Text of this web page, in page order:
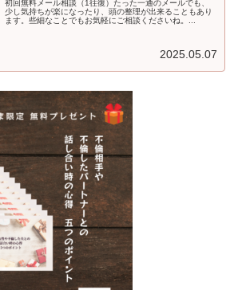
初回無料メール相談（1往復）たった一通のメールでも、
少し気持ちが楽になったり、頭の整理が出来ることもあり
ます。些細なことでもお気軽にご相談くださいね。...
2025.05.07